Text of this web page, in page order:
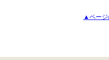
▲ページ